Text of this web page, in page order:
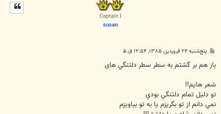
Captain I
susan
پ
ت
پنج‌شنبه ۲۴ فروردین ۱۳۸۵, ۱۲:۵۴ ق.ظ
باز هم بر گشتم به سطر سطر دلتنگي های
شعر هايم!!
تو دليل تمام دلتنگي بودي
نمي دانم از تو بگريزم يا به تو بياويزم